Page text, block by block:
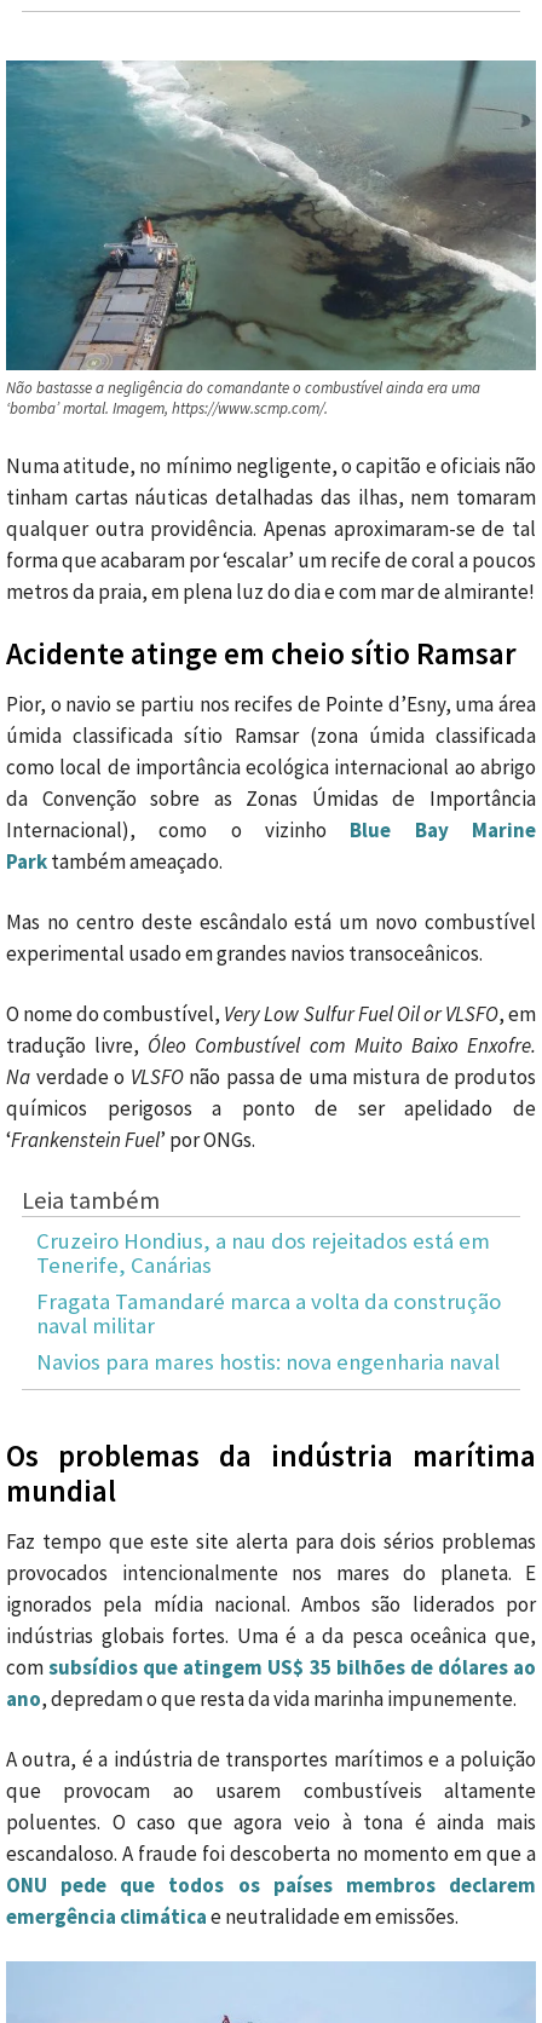
Não bastasse a negligência do comandante o combustível ainda era uma
‘bomba’ mortal. Imagem, https://www.scmp.com/.
Numa atitude, no mínimo negligente, o capitão e oficiais não
tinham cartas náuticas detalhadas das ilhas, nem tomaram
qualquer outra providência. Apenas aproximaram-se de tal
forma que acabaram por ‘escalar’ um recife de coral a poucos
metros da praia, em plena luz do dia e com mar de almirante!
Acidente atinge em cheio sítio Ramsar
Pior, o navio se partiu nos recifes de Pointe d’Esny, uma área
úmida classificada sítio Ramsar (zona úmida classificada
como local de importância ecológica internacional ao abrigo
da Convenção sobre as Zonas Úmidas de Importância
Internacional), como o vizinho Blue Bay Marine
Parktambém ameaçado.
Mas no centro deste escândalo está um novo combustível
experimental usado em grandes navios transoceânicos.
O nome do combustível, Very Low Sulfur Fuel Oil or VLSFO, em
tradução livre, Óleo Combustível com Muito Baixo Enxofre.
Na verdade o VLSFOnão passa de uma mistura de produtos
químicos perigosos a ponto de ser apelidado de
‘Frankenstein Fuel’ por ONGs.
Leia também
Cruzeiro Hondius, a nau dos rejeitados está em
Tenerife, Canárias
Fragata Tamandaré marca a volta da construção
naval militar
Navios para mares hostis: nova engenharia naval
Os problemas da indústria marítima
mundial
Faz tempo que este site alerta para dois sérios problemas
provocados intencionalmente nos mares do planeta. E
ignorados pela mídia nacional. Ambos são liderados por
indústrias globais fortes. Uma é a da pesca oceânica que,
comsubsídios que atingem US$ 35 bilhões de dólares ao
ano, depredam o que resta da vida marinha impunemente.
A outra, é a indústria de transportes marítimos e a poluição
que provocam ao usarem combustíveis altamente
poluentes. O caso que agora veio à tona é ainda mais
escandaloso. A fraude foi descoberta no momento em que a
ONU pede que todos os países membros declarem
emergência climáticae neutralidade em emissões.